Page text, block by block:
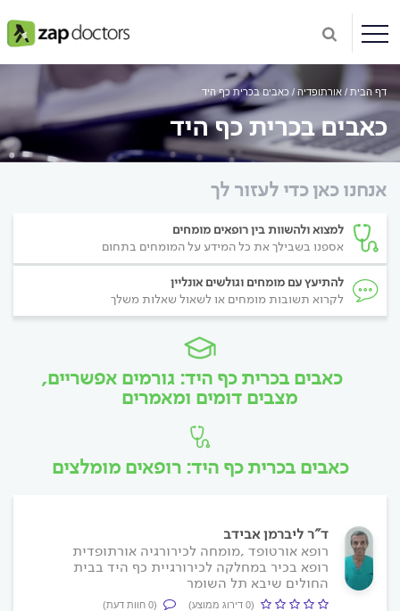
דף הבית אורתופדיה כאבים בכרית כף היד
כאבים בכרית כף היד
אנחנו כאן כדי לעזור לך
למצוא ולהשוות בין רופאים מומחים
אספנו בשבילך את כל המידע על המומחים בתחום
להתיעץ עם מומחים וגולשים אונליין
לקרוא תשובות מומחים או לשאול שאלות משלך
כאבים בכרית כף היד: גורמים אפשריים,
מצבים דומים ומאמרים
כאבים בכרית כף היד: רופאים מומלצים
ד"ר ליברמן אבידב
רופא אורטופד ,מומחה לכירורגיה אורתופדית
רופא בכיר במחלקה לכירורגיית כף היד בבית
החולים שיבא תל השומר
(0 דירוג ממוצע) (0 חוות דעת)